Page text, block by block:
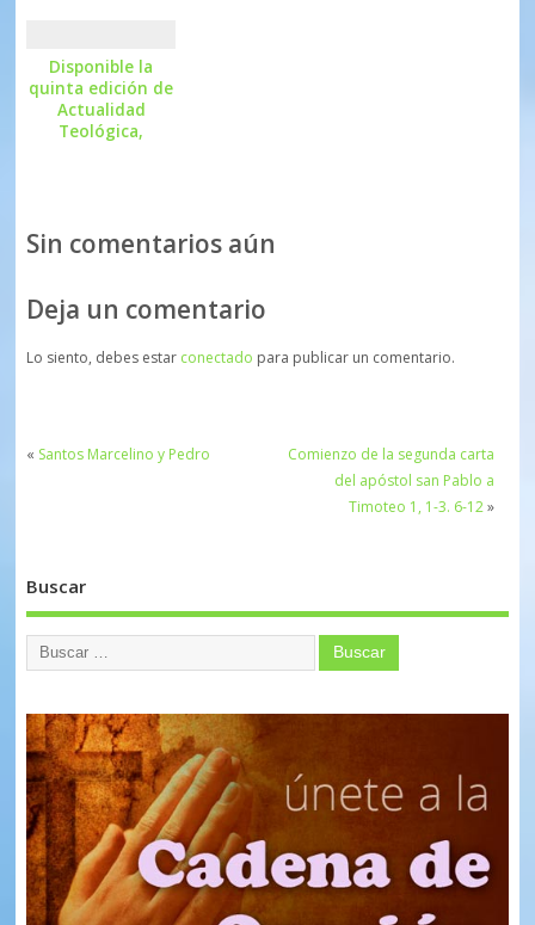
Disponible la
quinta edición de
Actualidad
Teológica,
Colombia
Sin comentarios aún
Deja un comentario
Lo siento, debes estar conectado para publicar un comentario.
« Santos Marcelino y Pedro
Comienzo de la segunda carta
del apóstol san Pablo a
Timoteo 1, 1-3. 6-12»
Buscar